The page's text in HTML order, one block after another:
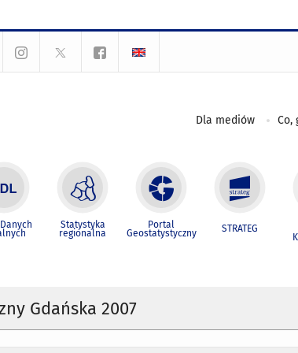
Dla mediów Co,
Statystyka
regionalna
Portal
Geostatystyczny STRATEG
Gdańska 2007